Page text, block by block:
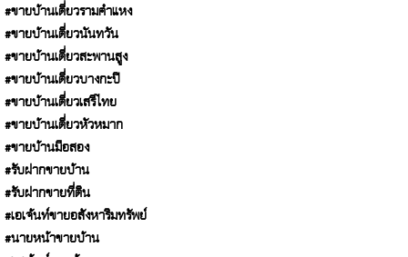
#ขายบ้านเดี่ยวรามคำแหง
#ขายบ้านเดี่ยวนันทวัน
#ขายบ้านเดี่ยวสะพานสูง
#ขายบ้านเดี่ยวบางกะปิ
#ขายบ้านเดี่ยวเสรีไทย
#ขายบ้านเดี่ยวหัวหมาก
#ขายบ้านมือสอง
#รับฝากขายบ้าน
#รับฝากขายที่ดิน
#เอเจ้นท์ขายอสังหาริมทรัพย์
#นายหน้าขายบ้าน